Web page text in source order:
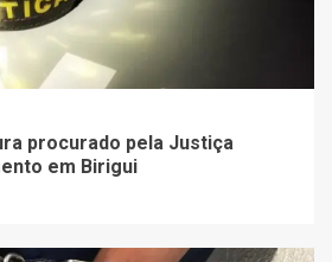
procurado pela Justiça
em Birigui